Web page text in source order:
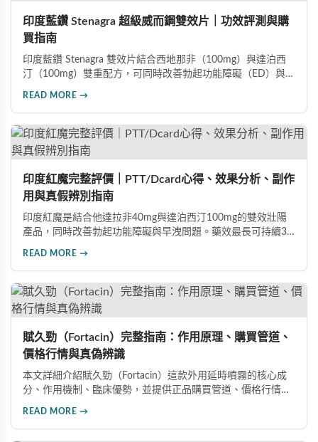
印度藍鑽 Stenagra 超級威而鋼雙效片｜功效評測與購
買指南
印度藍鑽 Stenagra 雙效片結合西地那非（100mg）與達泊西
汀（100mg）雙重配方，可同時改善勃起功能障礙（ED）與早
高的男性保健品選擇。
READ MORE →
印度紅魔完整評價｜PTT/Dcard心得、效果分析、副作
用與真假辨別指南
印度紅魔是結合他達拉非40mg與達泊西汀100mg的雙效壯陽
產品，同時改善勃起功能障礙與早洩問題。藥效最長可持續36
READ MORE →
賦久勁（Fortacin）完整指南：作用原理、購買管道、
價格行情與真偽辨識
本文詳細介紹賦久勁（Fortacin）這款外用延時噴霧的核心成
分、作用機制、臨床優勢，並提供正品購買管道、價格行情比
READ MORE →